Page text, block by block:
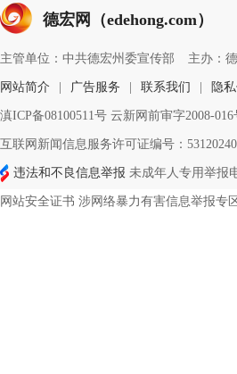
德宏网（edehong.com）
主管单位：中共德宏州委宣传部 主办：
网站简介 广告服务 联系我们 隐
滇ICP备08100511号 云新网前审字2008-
互联网新闻信息服务许可证编号：
违法和不良信息举报 未成年人专用举报
网站安全证书 涉网络暴力有害信息举报专